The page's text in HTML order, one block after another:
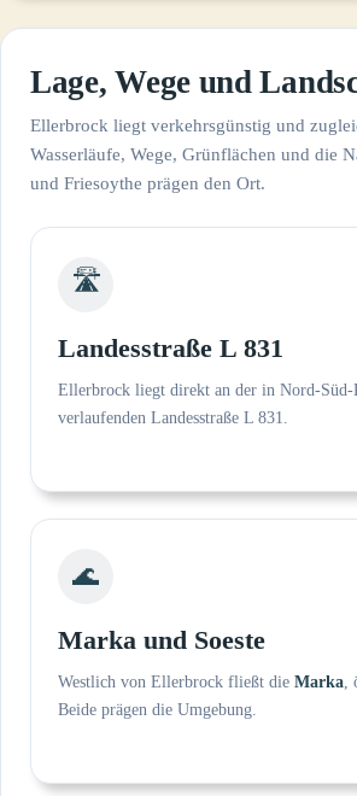
Lage, Wege und
Ellerbrock liegt verkehrsgünstig und
Wasserläufe, Wege, Grünflächen und die
und Friesoythe prägen den Ort.
🛣
Landesstraße L 831
Ellerbrock liegt direkt an der in Nord-Süd-
verlaufenden Landesstraße L 831.
🌊
Marka und Soeste
Westlich von Ellerbrock fließt die Marka,
Beide prägen die Umgebung.